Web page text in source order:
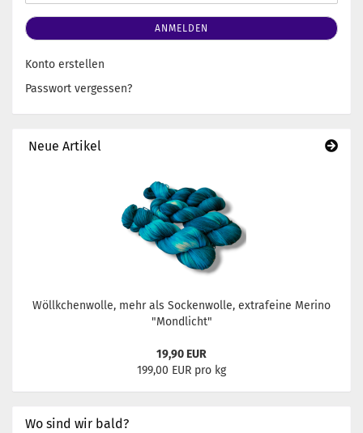
ANMELDEN
Konto erstellen
Passwort vergessen?
Neue Artikel
Wöllkchenwolle, mehr als Sockenwolle, extrafeine Merino
"Mondlicht"
19,90 EUR
199,00 EUR pro kg
Wo sind wir bald?